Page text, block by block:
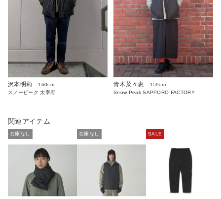
沢本明莉
160cm
スノーピーク 太宰府
青木菜々恵
159cm
Snow Peak SAPPORO FACTORY
関連アイテム
在庫なし 在庫なし SALE